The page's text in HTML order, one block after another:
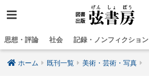
思想・評論 社会 記録・ノンフィクション
ホーム 既刊一覧 美術・芸術・写真